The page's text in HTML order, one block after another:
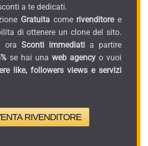
a te dedicati.
Gratuitacomerivenditoree
di ottenere un clone del sito.
ora Sconti immediati a partire
se hai una web agency o vuoi
like, followers views e servizi
RIVENDITORE